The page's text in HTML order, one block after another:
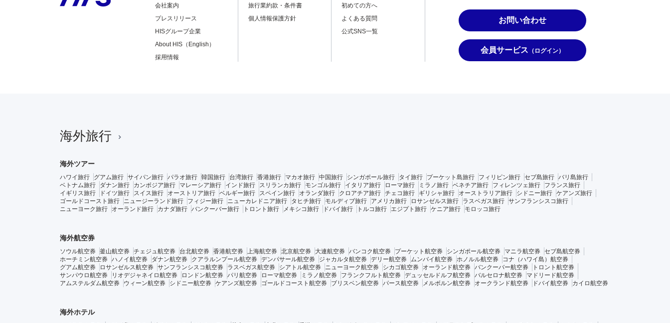
お問い合わせ
会員サービス （ログイン）
会社案内
プレスリリース
HISグループ企業
About HIS（English）
採用情報
旅行業約款・条件書
個人情報保護方針
初めての方へ
よくある質問
公式SNS一覧
海外旅行
海外ツアー
ハワイ旅行 グアム旅行 サイパン旅行 パラオ旅行 韓国旅行 台湾旅行 香港旅行 マカオ旅行 中国旅行 シンガポール旅行 タイ旅行 プーケット島旅行 フィリピン旅行 セブ島旅行 バリ島旅行
ベトナム旅行
ダナン旅行 カンボジア旅行 マレーシア旅行 インド旅行 スリランカ旅行 モンゴル旅行 イタリア旅行 ローマ旅行 ミラノ旅行 ベネチア旅行 フィレンツェ旅行
フランス旅行
イギリス旅行
ドイツ旅行 スイス旅行 オーストリア旅行 ベルギー旅行 スペイン旅行 オランダ旅行 クロアチア旅行 チェコ旅行 ギリシャ旅行 オーストラリア旅行 シドニー旅行 ケアンズ旅行
ゴールドコースト旅行
ニュージーランド旅行 フィジー旅行 ニューカレドニア旅行 タヒチ旅行 モルディブ旅行 アメリカ旅行 ロサンゼルス旅行 ラスベガス旅行 サンフランシスコ旅行
ニューヨーク旅行
オーランド旅行 カナダ旅行 バンクーバー旅行 トロント旅行 メキシコ旅行 ドバイ旅行 トルコ旅行 エジプト旅行 ケニア旅行 モロッコ旅行
海外航空券
ソウル航空券 釜山航空券 チェジュ航空券 台北航空券 香港航空券 上海航空券 北京航空券 大連航空券 バンコク航空券 プーケット航空券 シンガポール航空券 マニラ航空券 セブ島航空券
ホーチミン航空券 ハノイ航空券 ダナン航空券 クアラルンプール航空券 デンパサール航空券 ジャカルタ航空券 デリー航空券 ムンバイ航空券 ホノルル航空券
コナ（ハワイ島）航空券
グアム航空券
ロサンゼルス航空券 サンフランシスコ航空券 ラスベガス航空券 シアトル航空券 ニューヨーク航空券 シカゴ航空券 オーランド航空券 バンクーバー航空券
トロント航空券
サンパウロ航空券
リオデジャネイロ航空券 ロンドン航空券 パリ航空券 ローマ航空券 ミラノ航空券 フランクフルト航空券 デュッセルドルフ航空券 バルセロナ航空券
マドリード航空券
アムステルダム航空券
ウィーン航空券 シドニー航空券 ケアンズ航空券 ゴールドコースト航空券 ブリスベン航空券 パース航空券 メルボルン航空券 オークランド航空券 ドバイ航空券 カイロ航空券
海外ホテル